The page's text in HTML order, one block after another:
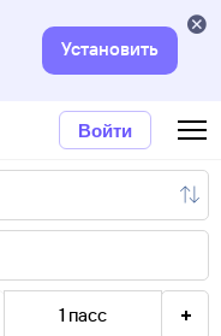
Установить
Войти
1 пасс